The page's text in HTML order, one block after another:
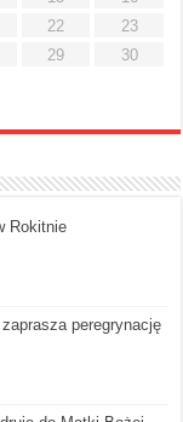
22
23
29
30
Rokitnie
peregrynację